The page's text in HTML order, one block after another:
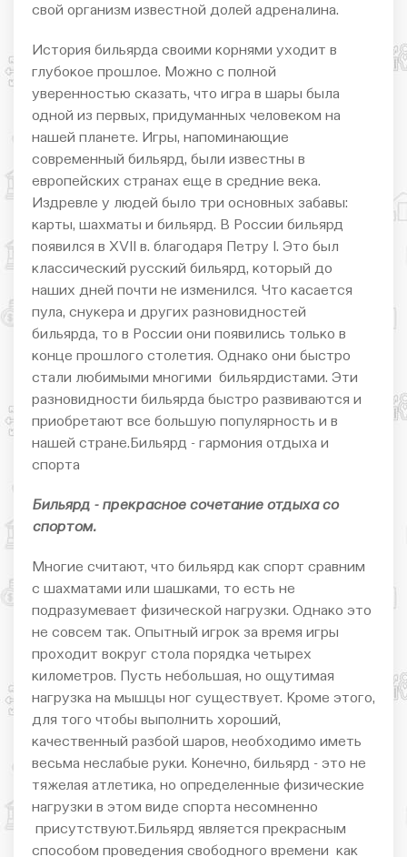
свой организм известной долей адреналина.
История бильярда своими корнями уходит в
глубокое прошлое. Можно с полной
уверенностью сказать, что игра в шары была
одной из первых, придуманных человеком на
нашей планете. Игры, напоминающие
современный бильярд, были известны в
европейских странах еще в средние века.
Издревле у людей было три основных забавы:
карты, шахматы и бильярд. В России бильярд
появился в XVII в. благодаря Петру I. Это был
классический русский бильярд, который до
наших дней почти не изменился. Что касается
пула, снукера и других разновидностей
бильярда, то в России они появились только в
конце прошлого столетия. Однако они быстро
стали любимыми многими бильярдистами. Эти
разновидности бильярда быстро развиваются и
приобретают все большую популярность и в
нашей стране.Бильярд - гармония отдыха и
спорта
Бильярд - прекрасное сочетание отдыха со
спортом.
Многие считают, что бильярд как спорт сравним
с шахматами или шашками, то есть не
подразумевает физической нагрузки. Однако это
не совсем так. Опытный игрок за время игры
проходит вокруг стола порядка четырех
километров. Пусть небольшая, но ощутимая
нагрузка на мышцы ног существует. Кроме этого,
для того чтобы выполнить хороший,
качественный разбой шаров, необходимо иметь
весьма неслабые руки. Конечно, бильярд - это не
тяжелая атлетика, но определенные физические
нагрузки в этом виде спорта несомненно
присутствуют.Бильярд является прекрасным
способом проведения свободного времени как